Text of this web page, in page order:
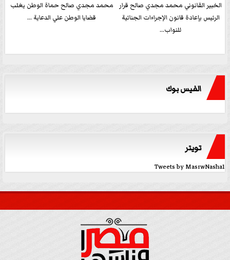
الخبير القانوني محمد مجدي صالح قرار
الرئيس بإعادة قانون الإجراءات الجنائية
للنواب...
محمد مجدي صالح حماة الوطن يغلب
قضايا الوطن علي الدعاية ...
الفيس بوك
تويتر
Tweets by MasrwNasha1